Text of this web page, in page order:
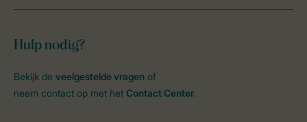
Hulp nodig?
Bekijk de veelgestelde vragen of
neem contact op met het Contact Center.